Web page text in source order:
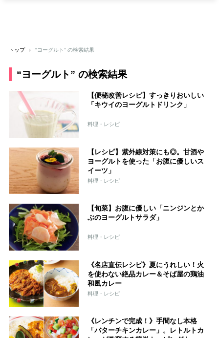
トップ “ヨーグルト” の検索結果
“ヨーグルト” の検索結果
【便秘改善レシピ】すっきりおいしい
「キウイのヨーグルトドリンク」
料理・レシピ
【レシピ】紫外線対策にも◎。甘酒や
ヨーグルトを使った「お腹に優しいス
イーツ」
料理・レシピ
【旬菜】お腹に優しい「ニンジンとか
ぶのヨーグルトサラダ」
料理・レシピ
《名店直伝レシピ》夏にうれしい！火
を使わない絶品カレー＆そば屋の鶏油
和風カレー
料理・レシピ
《レンチンで完成！》手間なし本格
「バターチキンカレー」。レトルトカ